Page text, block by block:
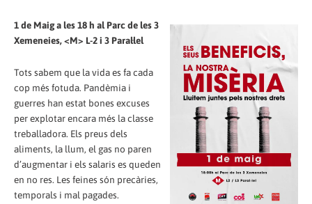
1 de Maig a les 18 h al Parc de les 3
Xemeneies, <M> L-2 i 3 Paral·lel
Tots sabem que la vida es fa cada
cop més fotuda. Pandèmia i
guerres han estat bones excuses
per explotar encara més la classe
treballadora. Els preus dels
aliments, la llum, el gas no paren
d’augmentar i els salaris es queden
en no res. Les feines són precàries,
temporals i mal pagades.